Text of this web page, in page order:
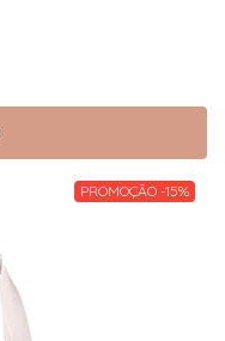
PROMOÇÃO -15%